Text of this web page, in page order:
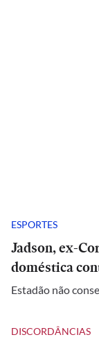
ESPORTES
Jadson, ex-
doméstica
Estadão não
DISCORDÂNCIAS